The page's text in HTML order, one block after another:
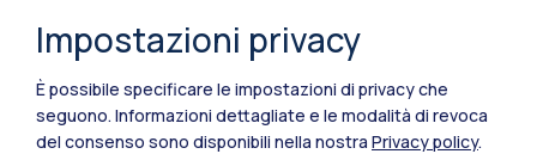
Impostazioni privacy
È possibile specificare le impostazioni di privacy che
seguono. Informazioni dettagliate e le modalità di revoca
del consenso sono disponibili nella nostra Privacy policy.